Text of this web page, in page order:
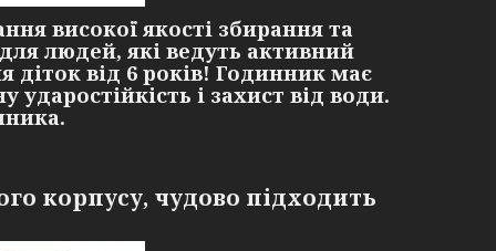
високої якості збирання та
людей, які ведуть активний
від 6 років! Годинник має
і захист від води.
корпусу, чудово підходить